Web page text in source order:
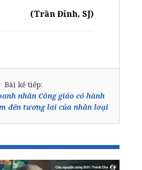
(Trần Đỉnh, SJ)
Bài kế tiếp:
nhân Công giáo có hành
đến tương lai của nhân loại